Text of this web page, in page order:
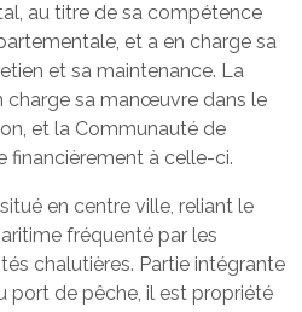
au titre de sa compétence
et a en charge sa
et sa maintenance. La
charge sa manœuvre dans le
et la Communauté de
financièrement à celle-ci.
en centre ville, reliant le
fréquenté par les
chalutières. Partie intégrante
port de pêche, il est propriété